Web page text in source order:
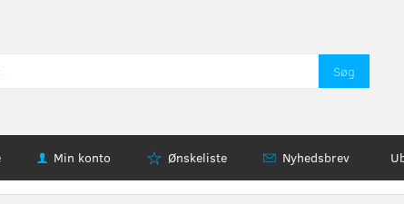
Søg
Min konto Ønskeliste Nyhedsbrev